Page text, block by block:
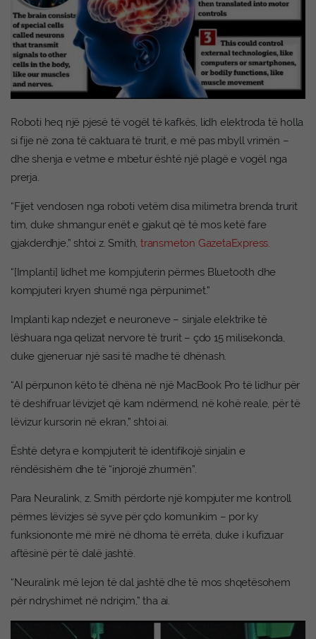
Roboti heq një pjesë të vogël të kafkës, lidh elektroda të holla
si fije në zona të caktuara të trurit, e më pas mbyll vrimën –
dhe shenja e vetme e mbetur është një plagë e vogël nga
prerja.
“Fijet vendosen nga roboti vetëm disa milimetra brenda trurit
tim, duke shmangur enët e gjakut që të mos ketë fare
gjakderdhje,” shtoi z. Smith,transmeton GazetaExpress.
“[Implanti] lidhet me kompjuterin përmes Bluetooth dhe
kompjuteri kryen shumë nga përpunimet.”
Implanti kap ndezjet e neuroneve – sinjale elektrike të
lëshuara nga qelizat nervore të trurit – çdo 15 milisekonda,
duke gjeneruar një sasi të madhe të dhënash.
“AI përpunon këto të dhëna në një MacBook Pro të lidhur për
të deshifruar lëvizjet që kam ndërmend, në kohë reale, për të
lëvizur kursorin në ekran,” shtoi ai.
Është detyra e kompjuterit të identifikojë sinjalin e
rëndësishëm dhe të “injorojë zhurmën”.
Para Neuralink, z. Smith përdorte një kompjuter me kontroll
përmes lëvizjes së syve për çdo komunikim – por ky
funksiononte më mirë në dhoma të errëta, duke i kufizuar
aftësinë për të dalë jashtë.
“Neuralink më lejon të dal jashtë dhe të mos shqetësohem
për ndryshimet në ndriçim,” tha ai.